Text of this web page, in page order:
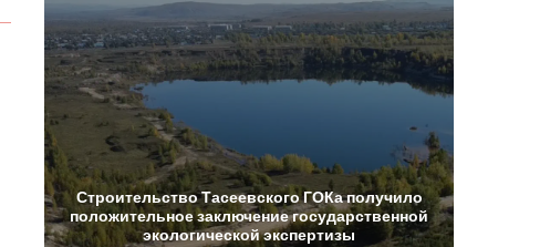
СтроительствоТасеевскогоГОКаполучило
положительноезаключениегосударственной
экологическойэкспертизы